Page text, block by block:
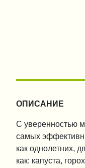
ОПИСАНИЕ
С уверенностью
самых
как однолетних,
как: капуста,